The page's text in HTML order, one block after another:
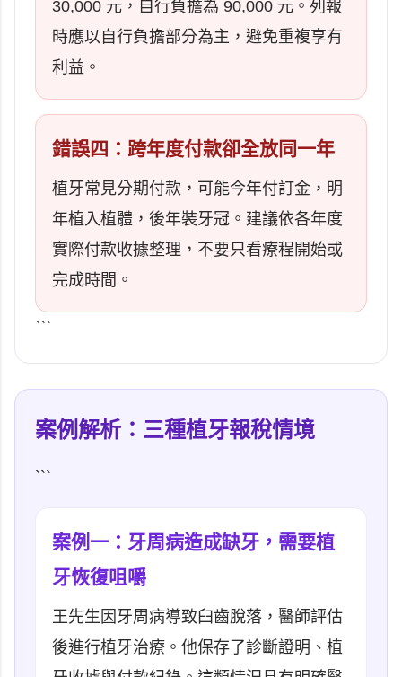
30,000 元，自行負擔為 90,000 元。列報
時應以自行負擔部分為主，避免重複享有
利益。
錯誤四：跨年度付款卻全放同一年
植牙常見分期付款，可能今年付訂金，明
年植入植體，後年裝牙冠。建議依各年度
實際付款收據整理，不要只看療程開始或
完成時間。
```
案例解析：三種植牙報稅情境
```
案例一：牙周病造成缺牙，需要植
牙恢復咀嚼
王先生因牙周病導致臼齒脫落，醫師評估
後進行植牙治療。他保存了診斷證明、植